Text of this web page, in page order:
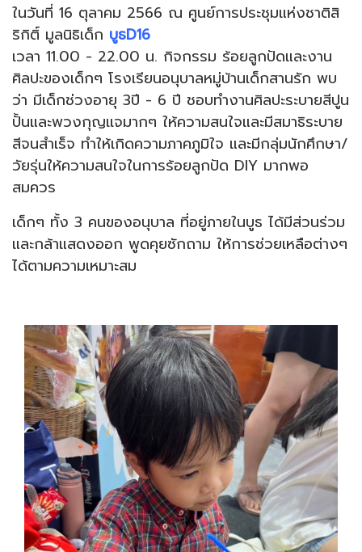
ในวันที่ 16 ตุลาคม 2566 ณ ศูนย์การประชุมแห่งชาติสิ
ริกิติ์ มูลนิธิเด็ก บูธD16
เวลา 11.00 - 22.00 น. กิจกรรม ร้อยลูกปัดและงาน
ศิลปะของเด็กๆ โรงเรียนอนุบาลหมู่บ้านเด็กสานรัก พบ
ว่า มีเด็กช่วงอายุ 3ปี - 6 ปี ชอบทำงานศิลปะระบายสีปูน
ปั้นและพวงกุญเเจมากๆ ให้ความสนใจและมีสมาธิระบาย
สีจนสำเร็จ ทำให้เกิดความภาคภูมิใจ และมีกลุ่มนักศึกษา/
วัยรุ่นให้ความสนใจในการร้อยลูกปัด DIY มากพอ
สมควร
เด็กๆ ทั้ง 3 คนของอนุบาล ที่อยู่ภายในบูธ ได้มีส่วนร่วม
และกล้าแสดงออก พูดคุยซักถาม ให้การช่วยเหลือต่างๆ
ได้ตามความเหมาะสม